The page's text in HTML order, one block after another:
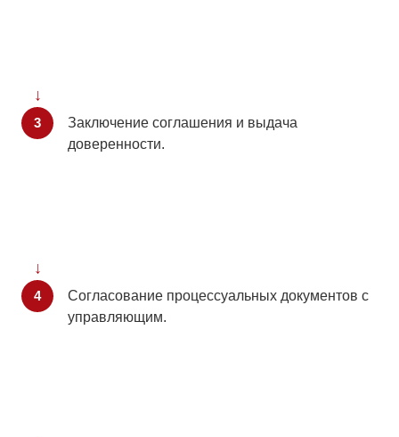
Заключение соглашения и выдача
доверенности.
Согласование процессуальных документов с
управляющим.